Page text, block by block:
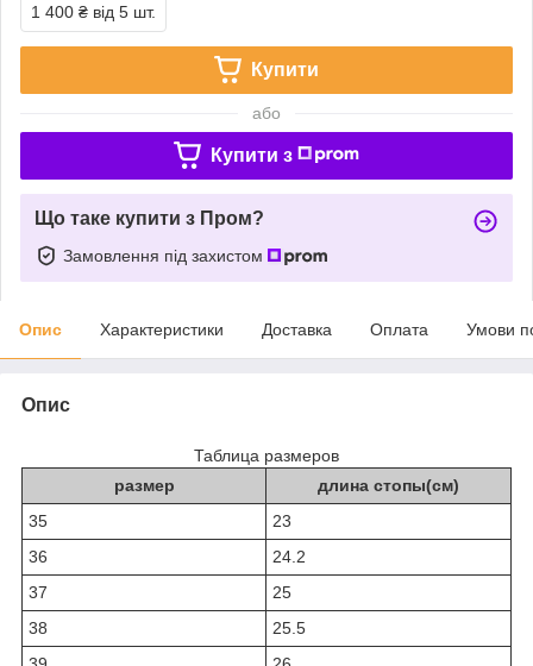
1 400 ₴ від 5 шт.
Купити
або
Купити з
Що таке купити з Пром?
Замовлення під захистом
Опис Характеристики Доставка Оплата Умови
Опис
Таблица размеров
размер
длина стопы(см)
35
23
36
24.2
37
25
38
25.5